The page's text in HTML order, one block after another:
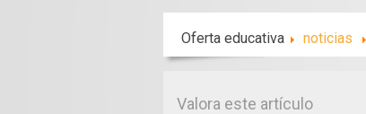
Oferta educativa noticias
Valora este artículo